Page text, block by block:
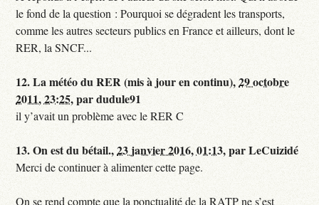
le fond de la question : Pourquoi se dégradent les transports,
comme les autres secteurs publics en France et ailleurs, dont le
RER, la SNCF...
12.La météo du RER (mis à jour en continu),29 octobre
2011, 23:25,pardudule91
il y’avait un problème avec le RER C
13.On est du bétail.,23 janvier 2016, 01:13,parLeCuizidé
Merci de continuer à alimenter cette page.
On se rend compte que la ponctualité de la RATP ne s’est